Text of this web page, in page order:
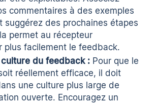
commentaires à des exemples
suggérez des prochaines étapes
permet au récepteur
plus facilement le feedback.
du feedback : Pour que le
réellement efficace, il doit
une culture plus large de
ouverte. Encouragez un